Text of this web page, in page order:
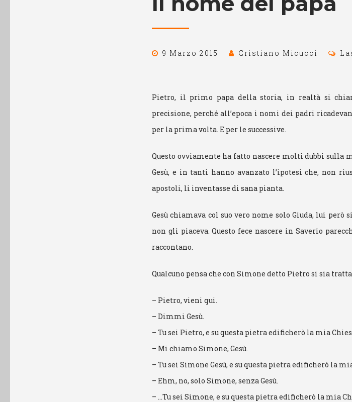
9 Marzo 2015 Cristiano Micucci
Pietro, il primo papa della storia, in realtà si
precisione, perché all’epoca i nomi dei padri
per la prima volta. E per le successive.
Questo ovviamente ha fatto nascere molti dubbi
Gesù, e in tanti hanno avanzato l’ipotesi che, non
apostoli, li inventasse di sana pianta.
Gesù chiamava col suo vero nome solo Giuda, lui
non gli piaceva. Questo fece nascere in Saverio
raccontano.
Qualcuno pensa che con Simone detto Pietro si sia
– Pietro, vieni qui.
– Dimmi Gesù.
– Tu sei Pietro, e su questa pietra edificherò la mia
– Mi chiamo Simone, Gesù.
– Tu sei Simone Gesù, e su questa pietra edificherò la
– Ehm, no, solo Simone, senza Gesù.
– …Tu sei Simone, e su questa pietra edificherò la mia